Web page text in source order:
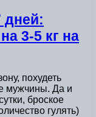
дней:
3-5 кг на
похудеть
мужчины. Да и
броское
гулять)